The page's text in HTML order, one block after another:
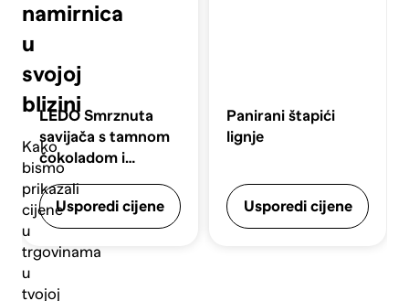
namirnica
u
svojoj
blizini
Kako
bismo
prikazali
cijene
u
trgovinama
u
tvojoj
LEDO Smrznuta
savijača s tamnom
čokoladom i
višnjama 500g
Usporedi cijene
Panirani štapići
lignje
Usporedi cijene